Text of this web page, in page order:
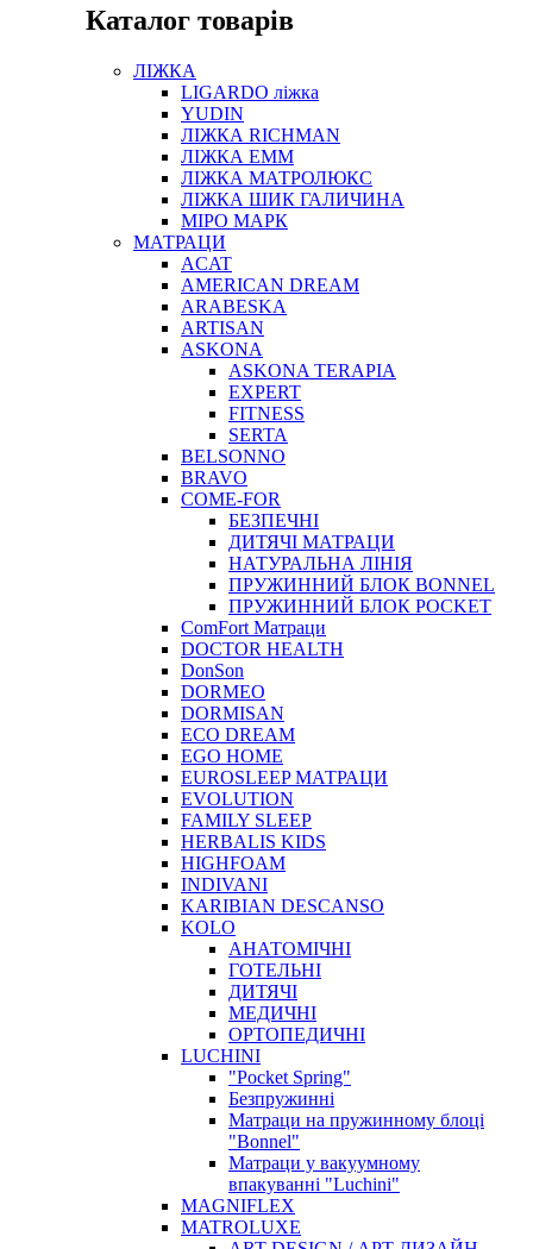
Каталог товарів
ЛІЖКА
LIGARDO ліжка
YUDIN
ЛІЖКА RICHMAN
ЛІЖКА ЕММ
ЛІЖКА МАТРОЛЮКС
ЛІЖКА ШИК ГАЛИЧИНА
МІРО МАРК
МАТРАЦИ
ACAT
AMERICAN DREAM
ARABESKA
ARTISAN
ASKONA
ASKONA TERAPIA
EXPERT
FITNESS
SERTA
BELSONNO
BRAVO
COME-FOR
БЕЗПЕЧНІ
ДИТЯЧІ МАТРАЦИ
НАТУРАЛЬНА ЛІНІЯ
ПРУЖИННИЙ БЛОК BONNEL
ПРУЖИННИЙ БЛОК POCKET
ComFort Матраци
DOCTOR HEALTH
DonSon
DORMEO
DORMISAN
ECO DREAM
EGO HOME
EUROSLEEP МАТРАЦИ
EVOLUTION
FAMILY SLEEP
HERBALIS KIDS
HIGHFOAM
INDIVANI
KARIBIAN DESCANSO
KOLO
АНАТОМІЧНІ
ГОТЕЛЬНІ
ДИТЯЧІ
МЕДИЧНІ
ОРТОПЕДИЧНІ
LUCHINI
"Pocket Spring"
Безпружинні
Матраци на пружинному блоці
"Bonnel"
Матраци у вакуумному
впакуванні "Luchini"
MAGNIFLEX
MATROLUXE